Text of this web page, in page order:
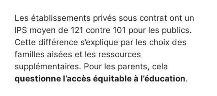
Les établissements privés sous contrat ont un
IPS moyen de 121 contre 101 pour les publics.
Cette différence s’explique par les choix des
familles aisées et les ressources
supplémentaires. Pour les parents, cela
questionne l’accès équitable à l’éducation.